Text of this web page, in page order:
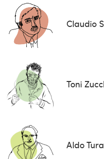
Claudio
Toni
Aldo Tura